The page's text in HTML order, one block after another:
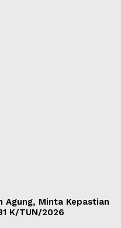
Agung, Minta Kepastian
K/TUN/2026